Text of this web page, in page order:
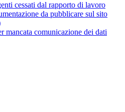
cessati dal rapporto di lavoro
da pubblicare sul sito
mancata comunicazione dei dati